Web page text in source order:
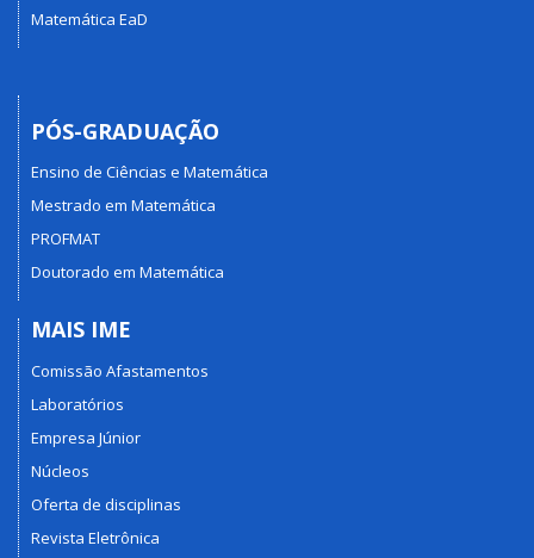
Matemática EaD
PÓS-GRADUAÇÃO
Ensino de Ciências e Matemática
Mestrado em Matemática
PROFMAT
Doutorado em Matemática
MAIS IME
Comissão Afastamentos
Laboratórios
Empresa Júnior
Núcleos
Oferta de disciplinas
Revista Eletrônica